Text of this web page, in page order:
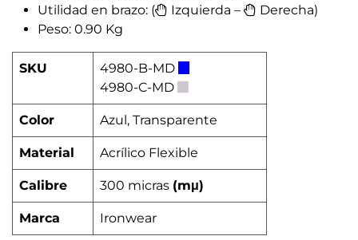
Utilidad en brazo: (
Izquierda –
Derecha)
Peso: 0.90 Kg
SKU
4980-B-MD
4980-C-MD
Color Azul, Transparente
Material Acrílico Flexible
Calibre 300 micras (mμ)
Marca Ironwear